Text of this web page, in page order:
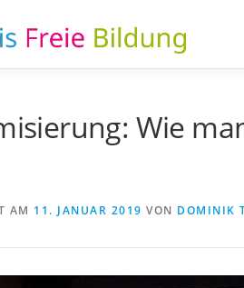
Wie
AM 11. JANUAR 2019 VON DOMINIK